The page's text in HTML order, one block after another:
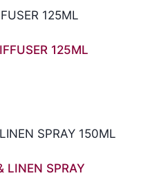
125ML
LINEN SPRAY